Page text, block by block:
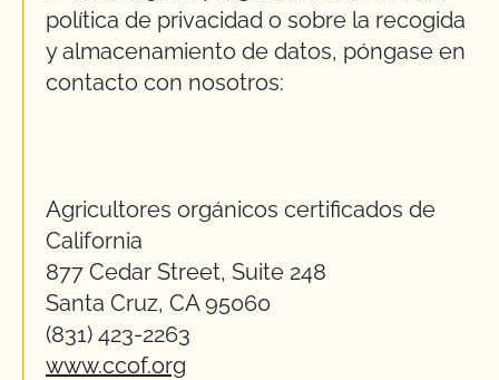
política de privacidad o sobre la recogida
y almacenamiento de datos, póngase en
contacto con nosotros:
Agricultores orgánicos certificados de
California
877 Cedar Street, Suite 248
Santa Cruz, CA 95060
(831) 423-2263
www.ccof.org